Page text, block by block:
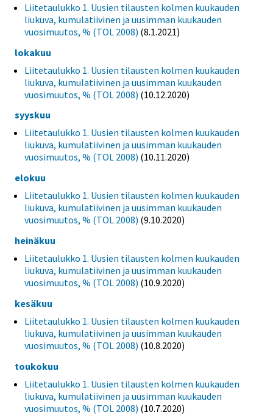
Liitetaulukko 1. Uusien tilausten kolmen kuukauden
liukuva, kumulatiivinen ja uusimman kuukauden
vuosimuutos, % (TOL 2008) (8.1.2021)
lokakuu
Liitetaulukko 1. Uusien tilausten kolmen kuukauden
liukuva, kumulatiivinen ja uusimman kuukauden
vuosimuutos, % (TOL 2008) (10.12.2020)
syyskuu
Liitetaulukko 1. Uusien tilausten kolmen kuukauden
liukuva, kumulatiivinen ja uusimman kuukauden
vuosimuutos, % (TOL 2008) (10.11.2020)
elokuu
Liitetaulukko 1. Uusien tilausten kolmen kuukauden
liukuva, kumulatiivinen ja uusimman kuukauden
vuosimuutos, % (TOL 2008) (9.10.2020)
heinäkuu
Liitetaulukko 1. Uusien tilausten kolmen kuukauden
liukuva, kumulatiivinen ja uusimman kuukauden
vuosimuutos, % (TOL 2008) (10.9.2020)
kesäkuu
Liitetaulukko 1. Uusien tilausten kolmen kuukauden
liukuva, kumulatiivinen ja uusimman kuukauden
vuosimuutos, % (TOL 2008) (10.8.2020)
toukokuu
Liitetaulukko 1. Uusien tilausten kolmen kuukauden
liukuva, kumulatiivinen ja uusimman kuukauden
vuosimuutos, % (TOL 2008) (10.7.2020)